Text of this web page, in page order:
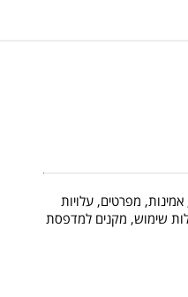
מפרטים, עלויות
שימוש, מקנים למדפסת